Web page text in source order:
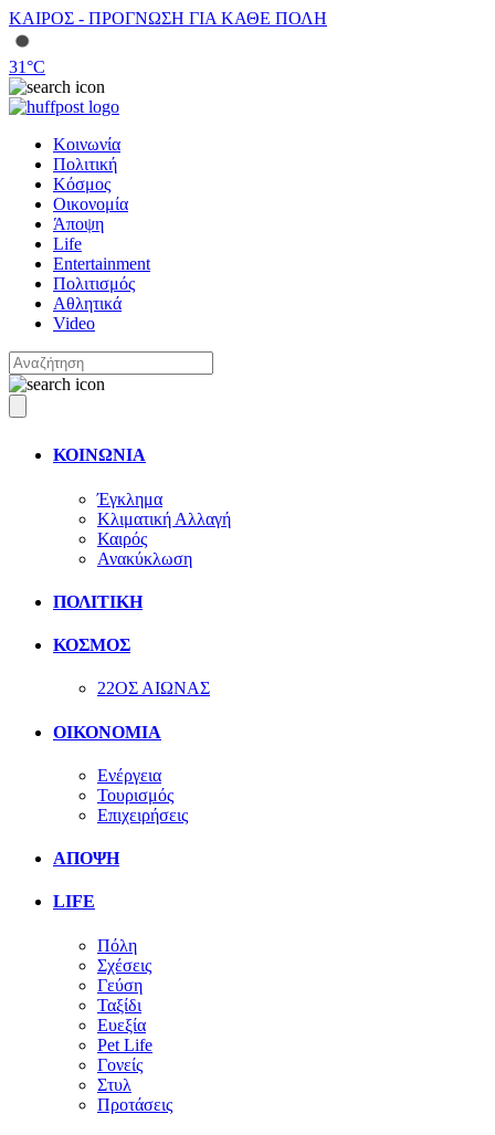
ΚΑΙΡΟΣ - ΠΡΟΓΝΩΣΗ ΓΙΑ ΚΑΘΕ ΠΟΛΗ
31°C
Κοινωνία
Πολιτική
Κόσμος
Οικονομία
Άποψη
Life
Entertainment
Πολιτισμός
Αθλητικά
Video
ΚΟΙΝΩΝΙΑ
Έγκλημα
Κλιματική Αλλαγή
Καιρός
Ανακύκλωση
ΠΟΛΙΤΙΚΗ
ΚΟΣΜΟΣ
22ΟΣ ΑΙΩΝΑΣ
ΟΙΚΟΝΟΜΙΑ
Ενέργεια
Τουρισμός
Επιχειρήσεις
ΑΠΟΨΗ
LIFE
Πόλη
Σχέσεις
Γεύση
Ταξίδι
Ευεξία
Pet Life
Γονείς
Στυλ
Προτάσεις